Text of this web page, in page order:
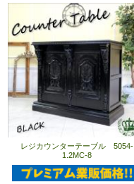
レジカウンターテーブル 5054-
1.2MC-8